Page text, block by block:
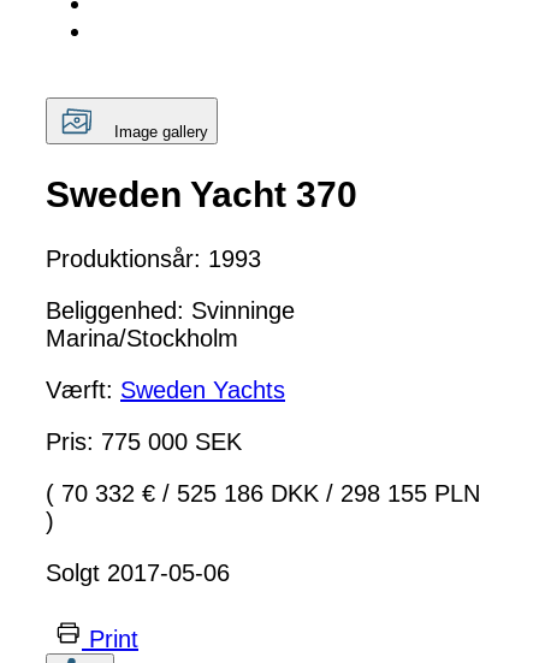
Image gallery
Sweden Yacht 370
Produktionsår: 1993
Beliggenhed: Svinninge
Marina/Stockholm
Værft: Sweden Yachts
Pris: 775 000 SEK
( 70 332 € / 525 186 DKK / 298 155 PLN
)
Solgt 2017-05-06
Print